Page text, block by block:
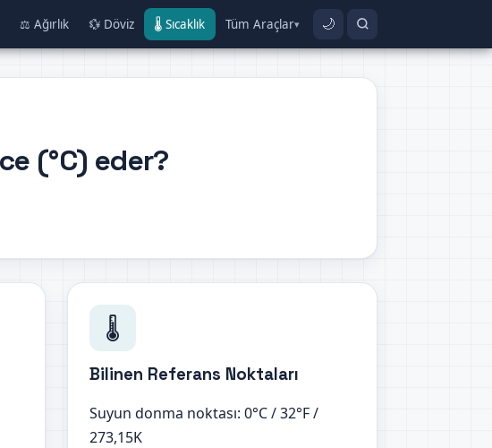
⚖️ Ağırlık 💱 Döviz 🌡️ Sıcaklık Tüm Araçlar▾ 🌙
(°C) eder?
🌡️
Bilinen Referans Noktaları
Suyun donma noktası: 0°C / 32°F /
273,15K